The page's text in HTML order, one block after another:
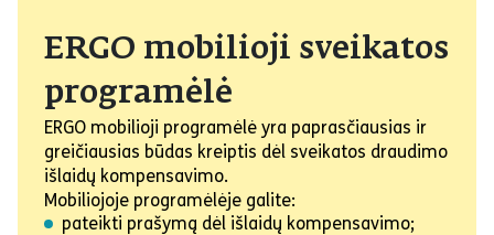
ERGO mobilioji sveikatos
programėlė
ERGO mobilioji programėlė yra paprasčiausias ir
greičiausias būdas kreiptis dėl sveikatos draudimo
išlaidų kompensavimo.
Mobiliojoje programėlėje galite:
pateikti prašymą dėl išlaidų kompensavimo;